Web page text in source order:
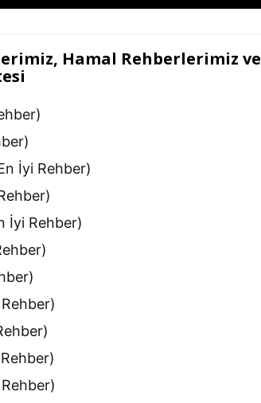
Hamal Rehberlerimiz ve
İyi Rehber)
İyi Rehber)